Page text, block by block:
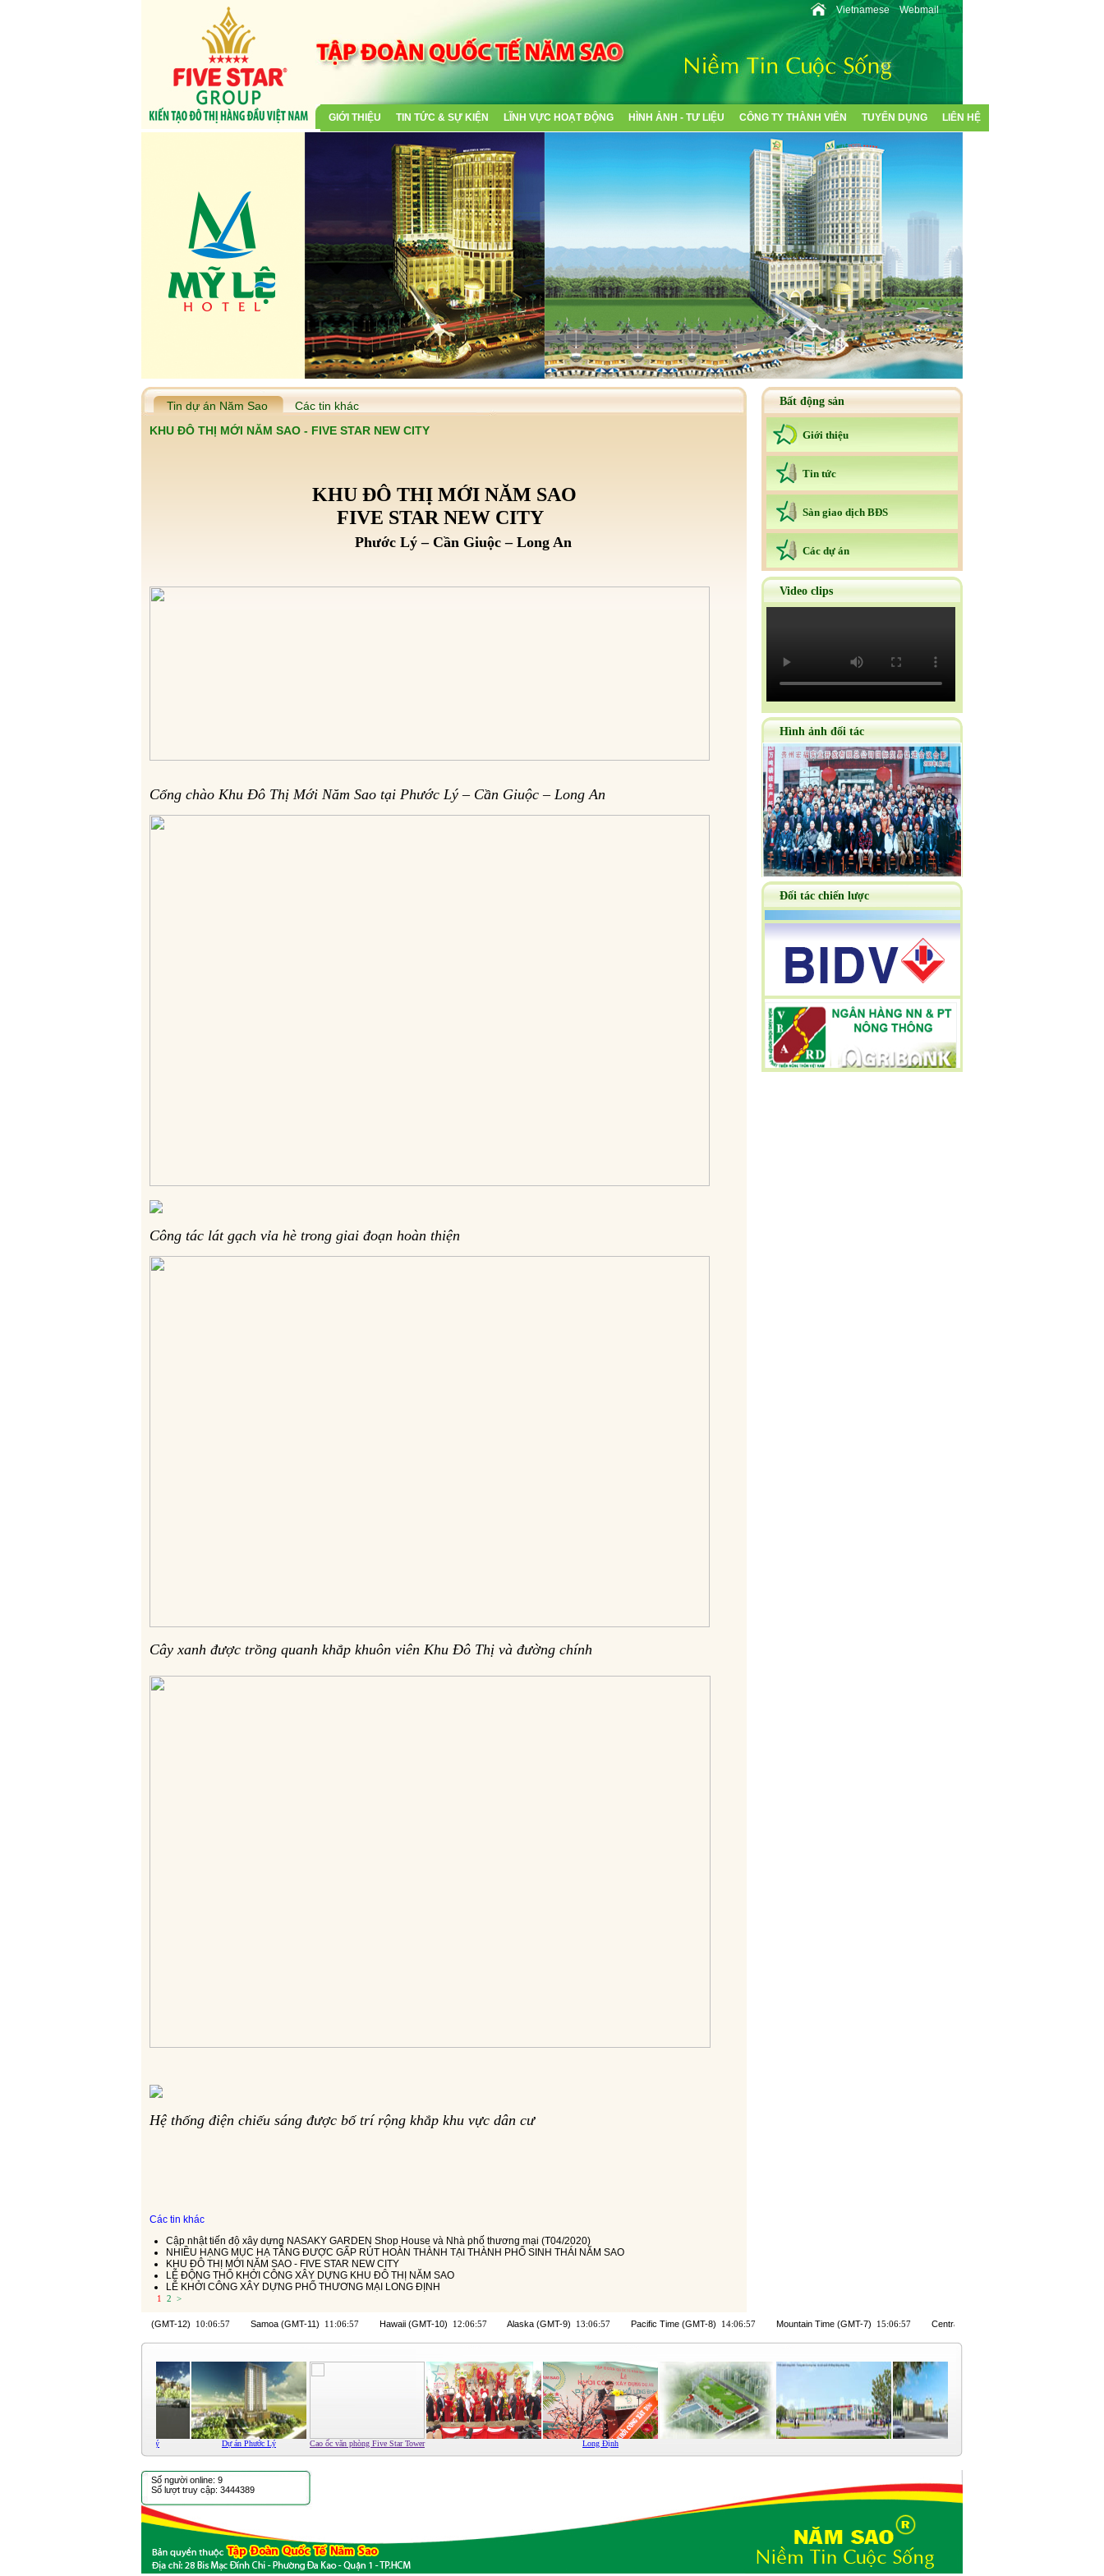
Vietnamese Webmail
GIỚI THIỆU TIN TỨC & SỰ KIỆN LĨNH VỰC HOẠT ĐỘNG HÌNH ẢNH - TƯ LIỆU CÔNG TY THÀNH VIÊN TUYỂN DỤNG LIÊN HỆ
Tin dự án Năm Sao
Các tin khác
KHU ĐÔ THỊ MỚI NĂM SAO - FIVE STAR NEW CITY
KHU ĐÔ THỊ MỚI NĂM SAO
FIVE STAR NEW CITY
Phước Lý – Cần Giuộc – Long An
Cổng chào Khu Đô Thị Mới Năm Sao tại Phước Lý – Cần Giuộc – Long An
Công tác lát gạch vỉa hè trong giai đoạn hoàn thiện
Cây xanh được trồng quanh khắp khuôn viên Khu Đô Thị và đường chính
Hệ thống điện chiếu sáng được bố trí rộng khắp khu vực dân cư
Các tin khác
Cập nhật tiến độ xây dựng NASAKY GARDEN Shop House và Nhà phố thương mại (T04/2020)
NHIỀU HẠNG MỤC HẠ TẦNG ĐƯỢC GẤP RÚT HOÀN THÀNH TẠI THÀNH PHỐ SINH THÁI NĂM SAO
KHU ĐÔ THỊ MỚI NĂM SAO - FIVE STAR NEW CITY
LỄ ĐỘNG THỔ KHỞI CÔNG XÂY DỰNG KHU ĐÔ THỊ NĂM SAO
LỄ KHỞI CÔNG XÂY DỰNG PHỐ THƯƠNG MẠI LONG ĐỊNH
1 2 >
Bất động sản
Giới thiệu
Tin tức
Sàn giao dịch BÐS
Các dự án
Video clips
Hình ảnh đối tác
Đối tác chiến lược
Cao ốc văn phòng Five Star Tower Long Định
Dự án Phước Lý Dự án Phước Lý
Số người online: 9
Số lượt truy cập: 3444389